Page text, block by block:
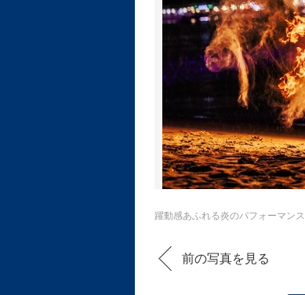
躍動感あふれる炎のパフォーマンス
前の写真を見る